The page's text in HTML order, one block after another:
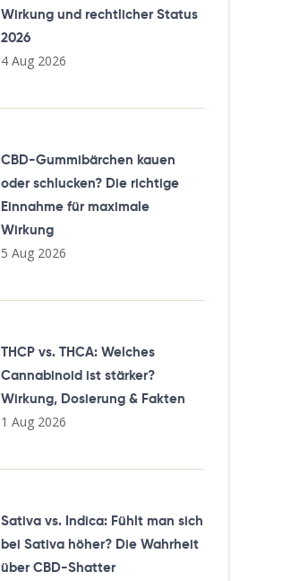
Wirkung und rechtlicher Status
2026
4 Aug 2026
CBD-Gummibärchen kauen
oder schlucken? Die richtige
Einnahme für maximale
Wirkung
5 Aug 2026
THCP vs. THCA: Welches
Cannabinoid ist stärker?
Wirkung, Dosierung & Fakten
1 Aug 2026
Sativa vs. Indica: Fühlt man sich
bei Sativa höher? Die Wahrheit
über CBD-Shatter